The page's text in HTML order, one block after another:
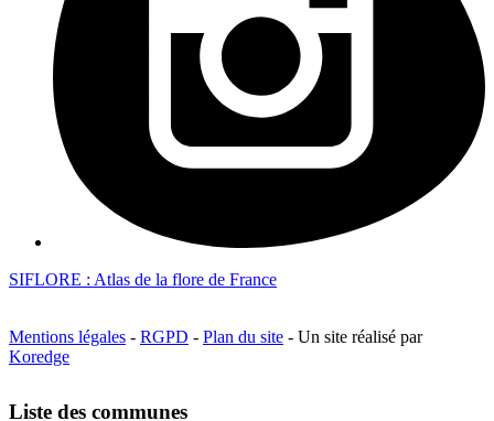
SIFLORE : Atlas de la flore de France
Mentions légales - RGPD - Plan du site - Un site réalisé par
Koredge
Liste des communes